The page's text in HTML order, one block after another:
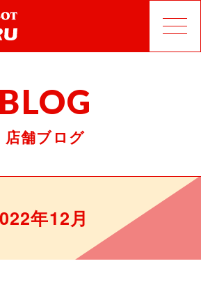
BLOG
店舗ブログ
年12月